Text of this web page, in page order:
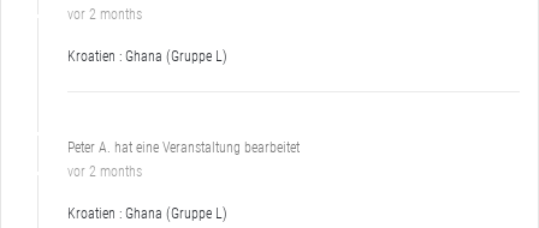
vor 2 months
Kroatien : Ghana (Gruppe L)
Peter A. hat eine Veranstaltung bearbeitet
vor 2 months
Kroatien : Ghana (Gruppe L)